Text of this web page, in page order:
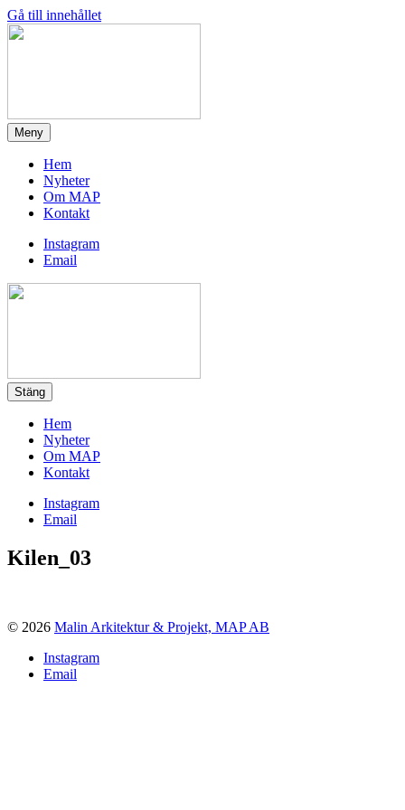
Gå till innehållet
Meny
Hem
Nyheter
Om MAP
Kontakt
Instagram
Email
Stäng
Hem
Nyheter
Om MAP
Kontakt
Instagram
Email
Kilen_03
© 2026 Malin Arkitektur & Projekt, MAP AB
Instagram
Email